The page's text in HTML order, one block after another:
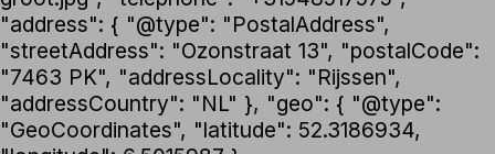
"address": { "@type": "PostalAddress",
"streetAddress": "Ozonstraat 13", "postalCode":
"7463 PK", "addressLocality": "Rijssen",
"addressCountry": "NL" }, "geo": { "@type":
"GeoCoordinates", "latitude": 52.3186934,